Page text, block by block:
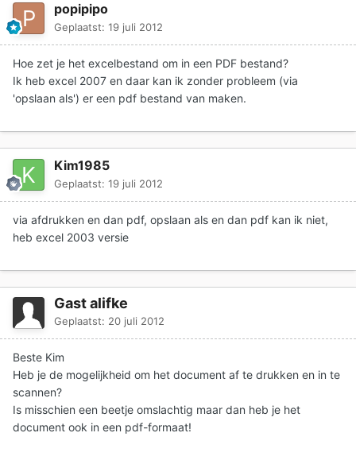
popipipo
Geplaatst: 19 juli 2012
Hoe zet je het excelbestand om in een PDF bestand?
Ik heb excel 2007 en daar kan ik zonder probleem (via
'opslaan als') er een pdf bestand van maken.
Kim1985
Geplaatst: 19 juli 2012
via afdrukken en dan pdf, opslaan als en dan pdf kan ik niet,
heb excel 2003 versie
Gast alifke
Geplaatst: 20 juli 2012
Beste Kim
Heb je de mogelijkheid om het document af te drukken en in te
scannen?
Is misschien een beetje omslachtig maar dan heb je het
document ook in een pdf-formaat!